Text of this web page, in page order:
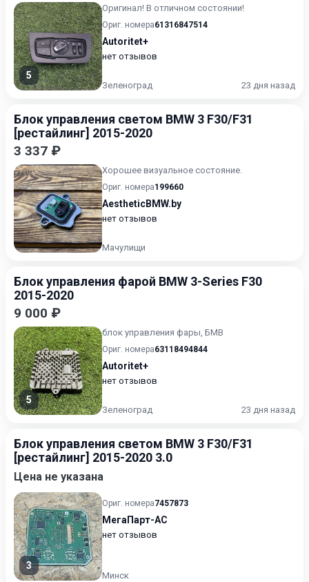
5
Оригинал! В отличном состоянии!
Ориг. номера61316847514
Autoritet+
нет отзывов
Зеленоград 23 дня назад
Блок управления светом BMW 3 F30/F31
[рестайлинг] 2015-2020
3 337 ₽
Хорошее визуальное состояние.
Ориг. номера199660
AestheticBMW.by
нет отзывов
Мачулищи
Блок управления фарой BMW 3-Series F30
2015-2020
9 000 ₽
5
блок управления фары, БМВ
Ориг. номера63118494844
Autoritet+
нет отзывов
Зеленоград 23 дня назад
Блок управления светом BMW 3 F30/F31
[рестайлинг] 2015-2020 3.0
Цена не указана
3
Ориг. номера7457873
МегаПарт-АС
нет отзывов
Минск